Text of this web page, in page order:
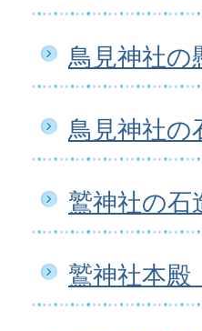
鳥見神社の
鳥見神社の
鷲神社の石
鷲神社本殿